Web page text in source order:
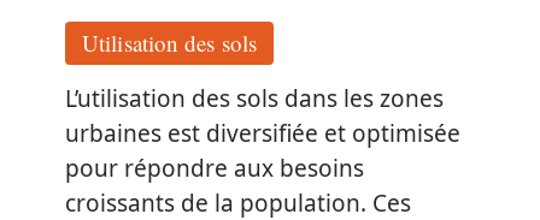
Utilisation des sols
L’utilisation des sols dans les zones
urbaines est diversifiée et optimisée
pour répondre aux besoins
croissants de la population. Ces